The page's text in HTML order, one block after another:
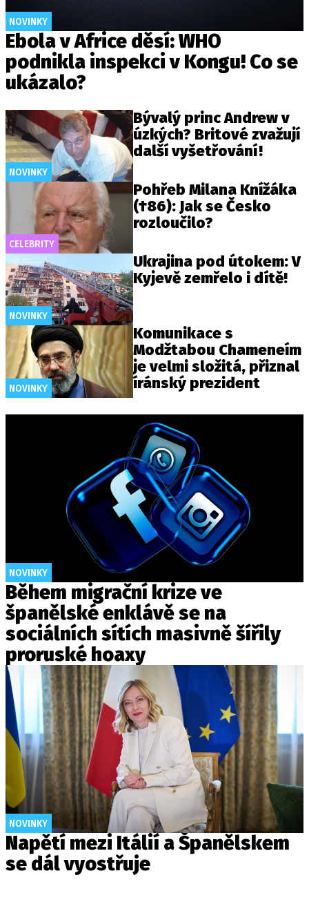
NOVINKY
Ebola v Africe děsí: WHO
podnikla inspekci v Kongu! Co se
ukázalo?
NOVINKY
Bývalý princ Andrew v
úzkých? Britové zvažují
další vyšetřování!
CELEBRITY
Pohřeb Milana Knížáka
(†86): Jak se Česko
rozloučilo?
NOVINKY
Ukrajina pod útokem: V
Kyjevě zemřelo i dítě!
NOVINKY
Komunikace s
Modžtabou Chameneím
je velmi složitá, přiznal
íránský prezident
NOVINKY
Během migrační krize ve
španělské enklávě se na
sociálních sítích masivně šířily
proruské hoaxy
NOVINKY
Napětí mezi Itálií a Španělskem
se dál vyostřuje